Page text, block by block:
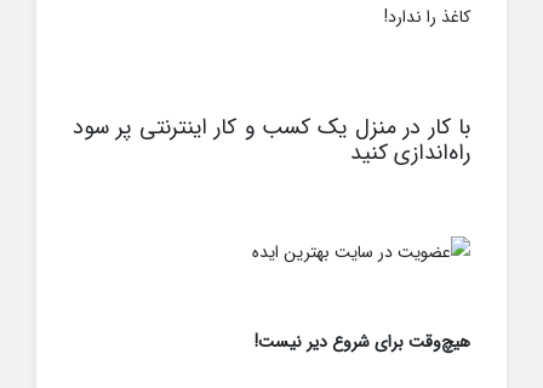
کاغذ را ندارد!
با کار در منزل یک کسب و کار اینترنتی پر سود
راه‌اندازی کنید
هیچ‌وقت برای شروع دیر نیست!